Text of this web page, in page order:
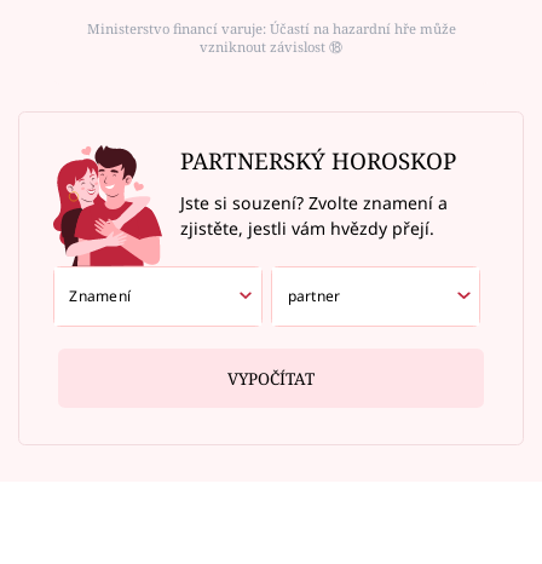
Ministerstvo financí varuje: Účastí na hazardní hře může
vzniknout závislost ⑱
PARTNERSKÝ HOROSKOP
Jste si souzení? Zvolte znamení a
zjistěte, jestli vám hvězdy přejí.
VYPOČÍTAT